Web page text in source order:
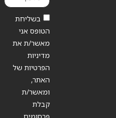
בשליחת
הטופס אני
מאשר/ת את
מדיניות
הפרטיות של
האתר,
ומאשר/ת
קבלת
פרסומים